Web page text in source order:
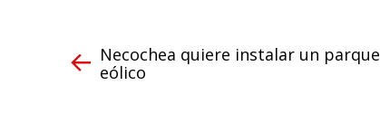
Necochea quiere instalar un parque
eólico